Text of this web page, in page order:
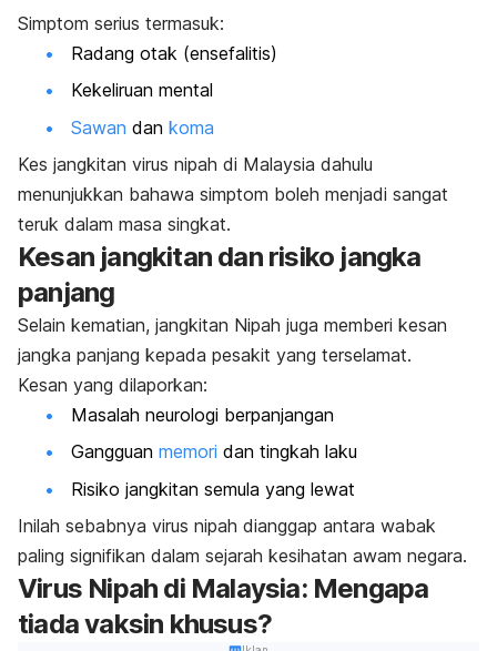
Simptom serius termasuk:
Radang otak (ensefalitis)
Kekeliruan mental
Sawan dan koma
Kes jangkitan virus nipah di Malaysia dahulu
menunjukkan bahawa simptom boleh menjadi sangat
teruk dalam masa singkat.
Kesan jangkitan dan risiko jangka
panjang
Selain kematian, jangkitan Nipah juga memberi kesan
jangka panjang kepada pesakit yang terselamat.
Kesan yang dilaporkan:
Masalah neurologi berpanjangan
Gangguan memori dan tingkah laku
Risiko jangkitan semula yang lewat
Inilah sebabnya virus nipah dianggap antara wabak
paling signifikan dalam sejarah kesihatan awam negara.
Virus Nipah di Malaysia: Mengapa
tiada vaksin khusus?